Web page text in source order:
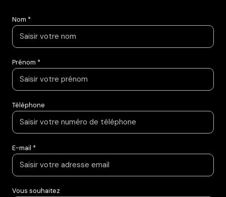
Nom *
Prénom *
Téléphone
E-mail *
Vous souhaitez